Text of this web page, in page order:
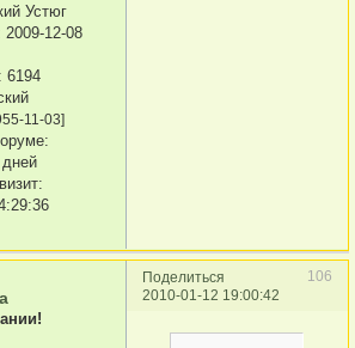
Устюг
2009-12-08
6194
11-03]
Поделиться
106
2010-01-12 19:00:42